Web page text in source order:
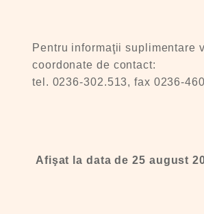
Pentru informaţii suplimentare
coordonate de contact:
tel. 0236-302.513, fax 0236-
Afişat la data de 25 august